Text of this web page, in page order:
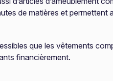
de matières et permettent
que les vêtements
financièrement.